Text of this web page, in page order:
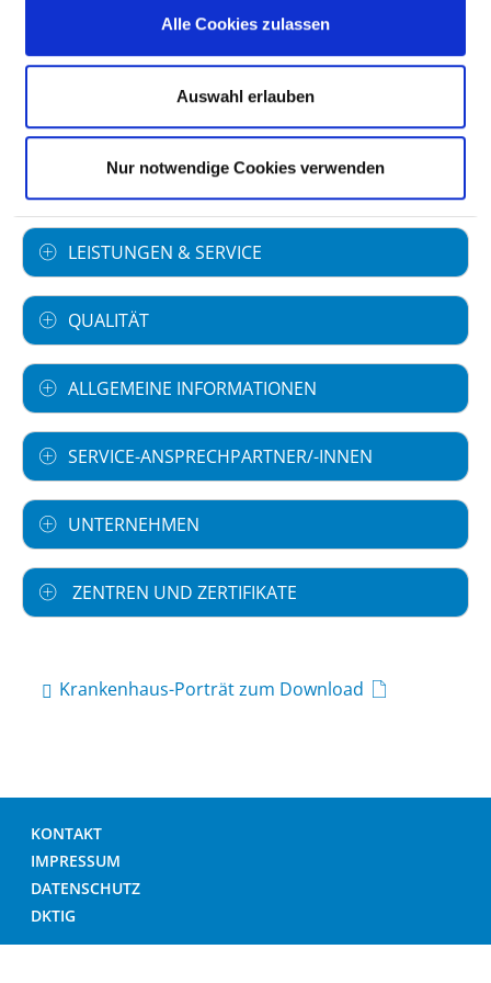
Alle Cookies zulassen
Auswahl erlauben
Nur notwendige Cookies verwenden
Akademisches Lehrkrankenhaus
Ludwig-Maximilians-Universität
München
FACHABTEILUNGEN
LEISTUNGEN & SERVICE
QUALITÄT
ALLGEMEINE INFORMATIONEN
SERVICE-ANSPRECHPARTNER/-INNEN
UNTERNEHMEN
ZENTREN UND ZERTIFIKATE
Krankenhaus-Porträt zum Download
KONTAKT
IMPRESSUM
DATENSCHUTZ
DKTIG